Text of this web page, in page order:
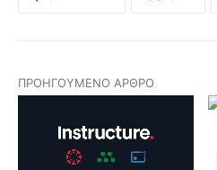
ΠΡΟΗΓΟΎΜΕΝΟ ΆΡΘΡΟ